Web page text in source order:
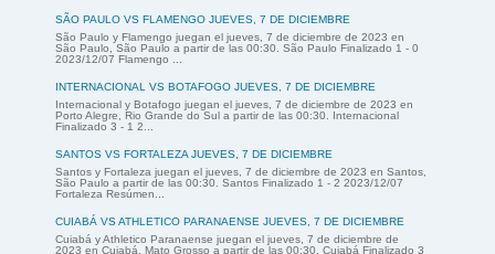
SÃO PAULO VS FLAMENGO JUEVES, 7 DE DICIEMBRE
São Paulo y Flamengo juegan el jueves, 7 de diciembre de 2023 en
São Paulo, São Paulo a partir de las 00:30. São Paulo Finalizado 1 - 0
2023/12/07 Flamengo ...
INTERNACIONAL VS BOTAFOGO JUEVES, 7 DE DICIEMBRE
Internacional y Botafogo juegan el jueves, 7 de diciembre de 2023 en
Porto Alegre, Rio Grande do Sul a partir de las 00:30. Internacional
Finalizado 3 - 1 2...
SANTOS VS FORTALEZA JUEVES, 7 DE DICIEMBRE
Santos y Fortaleza juegan el jueves, 7 de diciembre de 2023 en Santos,
São Paulo a partir de las 00:30. Santos Finalizado 1 - 2 2023/12/07
Fortaleza Resúmen...
CUIABÁ VS ATHLETICO PARANAENSE JUEVES, 7 DE DICIEMBRE
Cuiabá y Athletico Paranaense juegan el jueves, 7 de diciembre de
2023 en Cuiabá, Mato Grosso a partir de las 00:30. Cuiabá Finalizado 3